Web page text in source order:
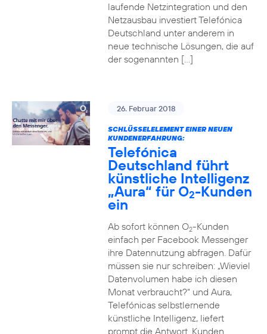
laufende Netzintegration und den
Netzausbau investiert Telefónica
Deutschland unter anderem in
neue technische Lösungen, die auf
der sogenannten […]
26. Februar 2018
SCHLÜSSELELEMENT EINER NEUEN
KUNDENERFAHRUNG:
Telefónica
Deutschland führt
künstliche Intelligenz
„Aura“ für O2-Kunden
ein
Ab sofort können O2-Kunden
einfach per Facebook Messenger
ihre Datennutzung abfragen. Dafür
müssen sie nur schreiben: „Wieviel
Datenvolumen habe ich diesen
Monat verbraucht?“ und Aura,
Telefónicas selbstlernende
künstliche Intelligenz, liefert
prompt die Antwort. Kunden